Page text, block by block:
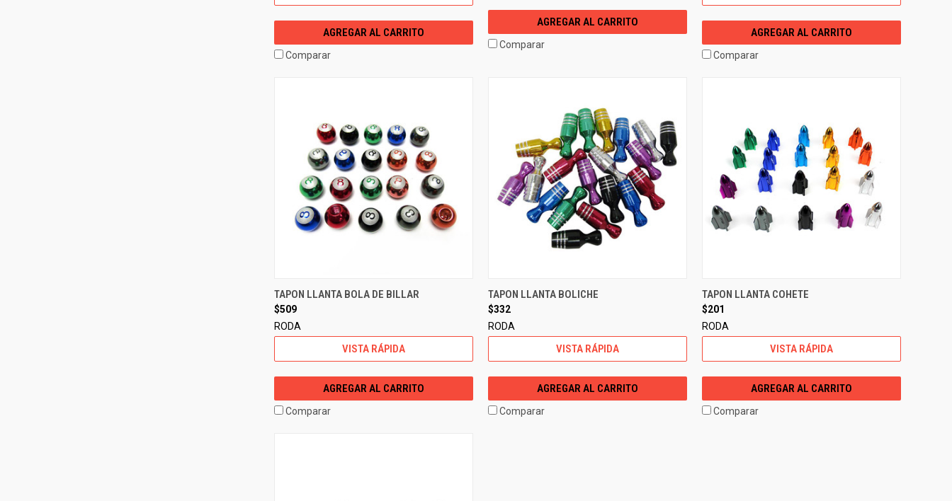
AGREGAR AL CARRITO
Comparar
AGREGAR AL CARRITO
Comparar
AGREGAR AL CARRITO
Comparar
TAPON LLANTA BOLA DE BILLAR
$509
RODA
VISTA RÁPIDA
AGREGAR AL CARRITO
Comparar
TAPON LLANTA BOLICHE
$332
RODA
VISTA RÁPIDA
AGREGAR AL CARRITO
Comparar
TAPON LLANTA COHETE
$201
RODA
VISTA RÁPIDA
AGREGAR AL CARRITO
Comparar